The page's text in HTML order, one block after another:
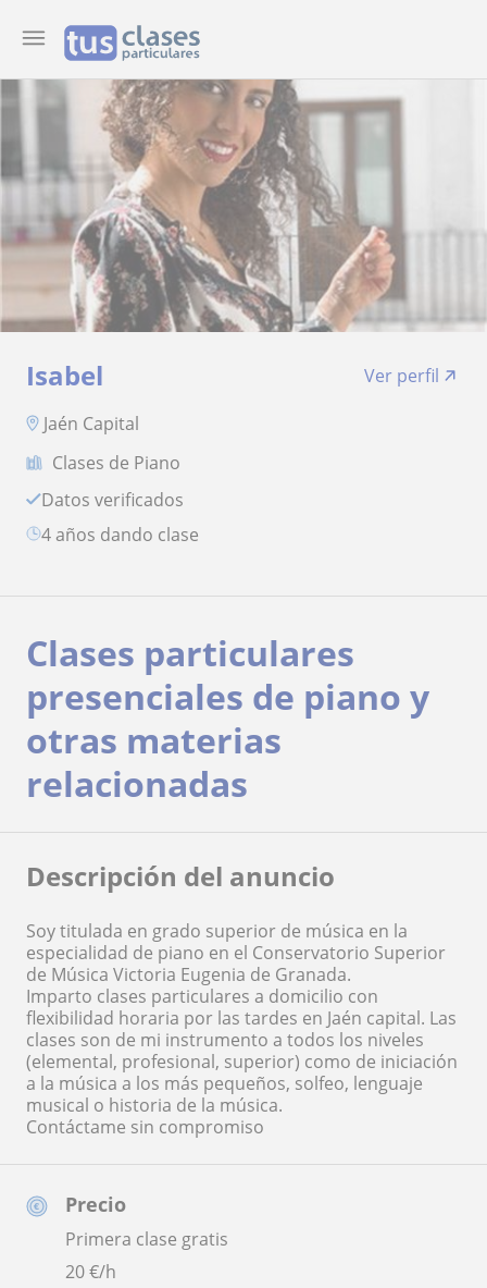
Isabel
Ver perfil
Jaén Capital
Clases de Piano
Datos verificados
4 años dando clase
Precio
Primera clase gratis
20€/h
Clases particulares
presenciales de piano y
otras materias
relacionadas
Descripción del anuncio
Soy titulada en grado superior de música en la
especialidad de piano en el Conservatorio Superior
de Música Victoria Eugenia de Granada.
Imparto clases particulares a domicilio con
flexibilidad horaria por las tardes en Jaén capital. Las
clases son de mi instrumento a todos los niveles
(elemental, profesional, superior) como de iniciación
a la música a los más pequeños, solfeo, lenguaje
musical o historia de la música.
Contáctame sin compromiso